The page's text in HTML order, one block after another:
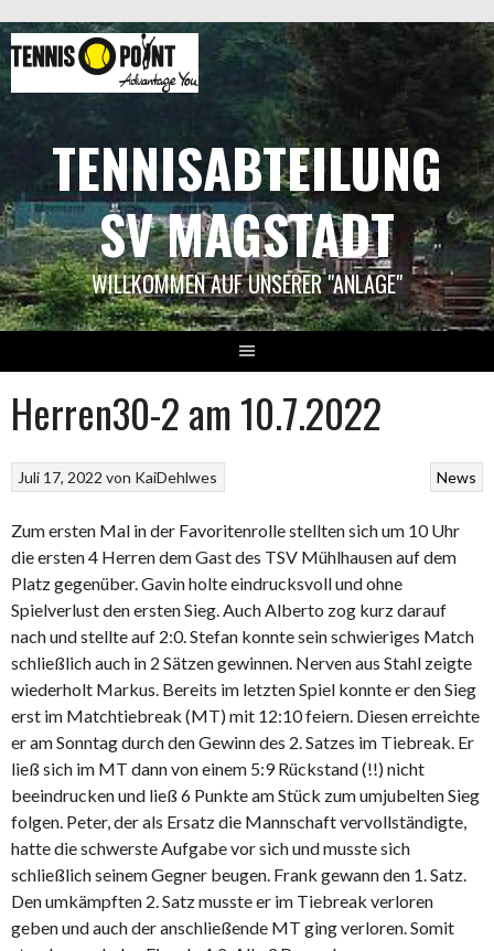
zum
Inhalt
TENNISABTEILUNG
SV MAGSTADT
WILLKOMMEN AUF UNSERER "ANLAGE"
Herren30-2 am 10.7.2022
News
Juli 17, 2022 von KaiDehlwes
Zum ersten Mal in der Favoritenrolle stellten sich um 10 Uhr
die ersten 4 Herren dem Gast des TSV Mühlhausen auf dem
Platz gegenüber. Gavin holte eindrucksvoll und ohne
Spielverlust den ersten Sieg. Auch Alberto zog kurz darauf
nach und stellte auf 2:0. Stefan konnte sein schwieriges Match
schließlich auch in 2 Sätzen gewinnen. Nerven aus Stahl zeigte
wiederholt Markus. Bereits im letzten Spiel konnte er den Sieg
erst im Matchtiebreak (MT) mit 12:10 feiern. Diesen erreichte
er am Sonntag durch den Gewinn des 2. Satzes im Tiebreak. Er
ließ sich im MT dann von einem 5:9 Rückstand (!!) nicht
beeindrucken und ließ 6 Punkte am Stück zum umjubelten Sieg
folgen. Peter, der als Ersatz die Mannschaft vervollständigte,
hatte die schwerste Aufgabe vor sich und musste sich
schließlich seinem Gegner beugen. Frank gewann den 1. Satz.
Den umkämpften 2. Satz musste er im Tiebreak verloren
geben und auch der anschließende MT ging verloren. Somit